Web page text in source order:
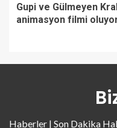
Gupi ve Gülmeyen
animasyon filmi
Haberler | Son Dakika